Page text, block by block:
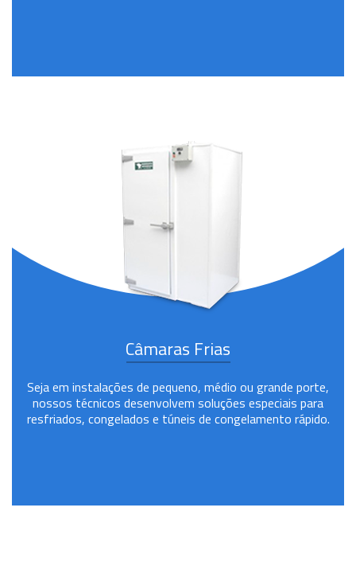
Câmaras Frias
Seja em instalações de pequeno, médio ou grande porte,
nossos técnicos desenvolvem soluções especiais para
resfriados, congelados e túneis de congelamento rápido.